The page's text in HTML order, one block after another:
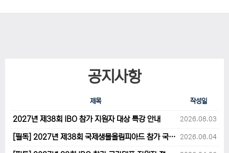
공지사항
제목 작성일
2027년 제38회 IBO 참가 지원자 대상 특강 안내 2026.08.03
[필독] 2027년 제38회 국제생물올림피아드 참가 국가대표 1차후보자 선발고사 범위 및 일정 안내 2026.06.04